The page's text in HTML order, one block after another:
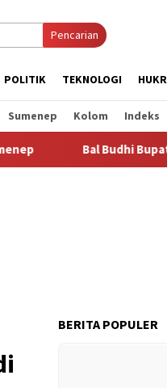
Pencarian
POLITIK TEKNOLOGI
Sumenep Kolom Indeks
Bal Budhi Bupati Cup 2026
BERITA POPULER